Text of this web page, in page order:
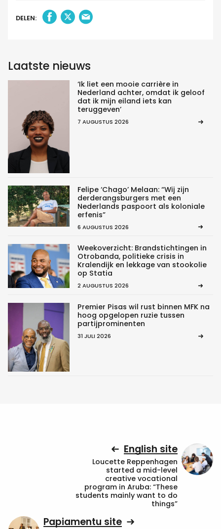
DELEN:
Laatste nieuws
‘Ik liet een mooie carrière in
Nederland achter, omdat ik geloof
dat ik mijn eiland iets kan
teruggeven’
7 AUGUSTUS 2026
Felipe ‘Chago’ Melaan: “Wij zijn
derderangsburgers met een
Nederlands paspoort als koloniale
erfenis”
6 AUGUSTUS 2026
Weekoverzicht: Brandstichtingen in
Otrobanda, politieke crisis in
Kralendijk en lekkage van stookolie
op Statia
2 AUGUSTUS 2026
Premier Pisas wil rust binnen MFK na
hoog opgelopen ruzie tussen
partijprominenten
31 JULI 2026
English site
Loucette Reppenhagen
started a mid-level
creative vocational
program in Aruba: “These
students mainly want to do
things”
Papiamentu site